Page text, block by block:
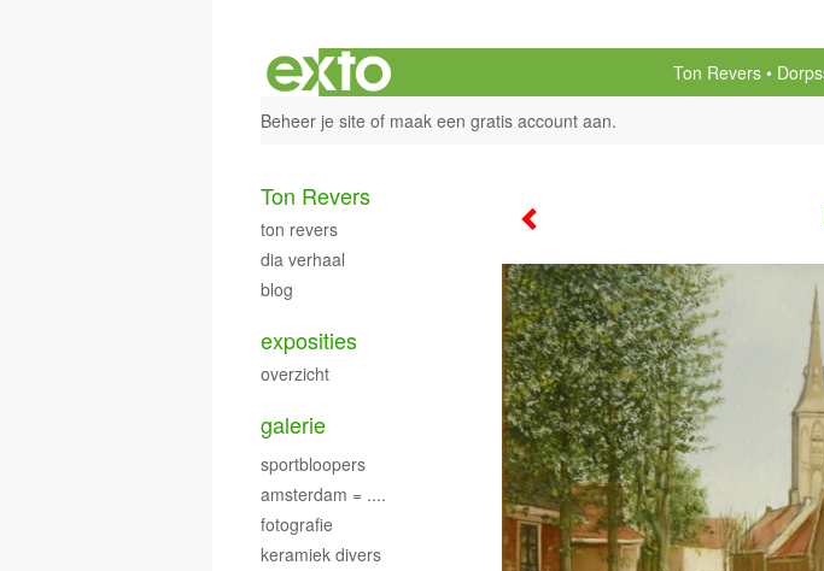
Ton Revers
Beheer je site of maak een gratis account aan.
Ton Revers
ton revers
dia verhaal
blog
exposities
overzicht
galerie
sportbloopers
amsterdam = ....
fotografie
keramiek divers